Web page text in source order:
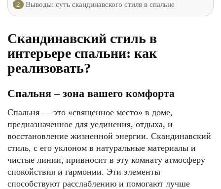
2
Выводы: суть скандинавского стиля в спальне
Скандинавский стиль в
интерьере спальни: как
реализовать?
Спальня – зона вашего комфорта
Спальня — это «священное место» в доме,
предназначенное для уединения, отдыха, и
восстановление жизненной энергии. Скандинавский
стиль, с его уклоном в натуральные материалы и
чистые линии, привносит в эту комнату атмосферу
спокойствия и гармонии. Эти элементы
способствуют расслаблению и помогают лучше